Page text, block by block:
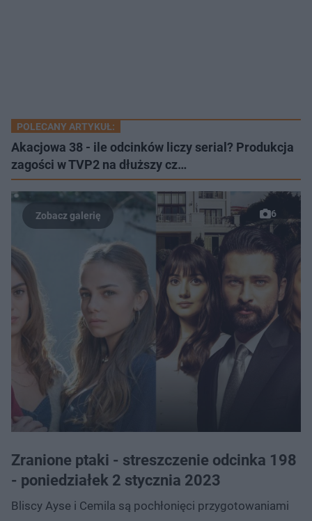
POLECANY ARTYKUŁ:
Akacjowa 38 - ile odcinków liczy serial? Produkcja
zagości w TVP2 na dłuższy cz…
6
Zranione ptaki - streszczenie odcinka 198
- poniedziałek 2 stycznia 2023
Bliscy Ayse i Cemila są pochłonięci przygotowaniami